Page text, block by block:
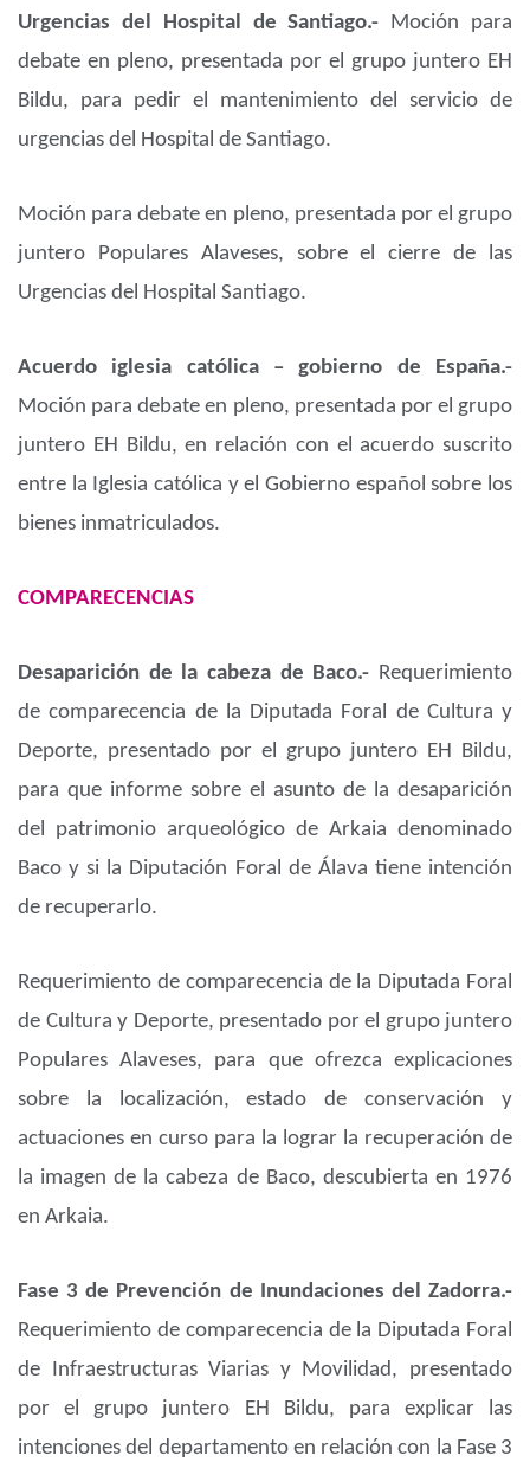
Urgencias del Hospital de Santiago.- Moción para
debate en pleno, presentada por el grupo juntero EH
Bildu, para pedir el mantenimiento del servicio de
urgencias del Hospital de Santiago.
Moción para debate en pleno, presentada por el grupo
juntero Populares Alaveses, sobre el cierre de las
Urgencias del Hospital Santiago.
Acuerdo iglesia católica – gobierno de España.-
Moción para debate en pleno, presentada por el grupo
juntero EH Bildu, en relación con el acuerdo suscrito
entre la Iglesia católica y el Gobierno español sobre los
bienes inmatriculados.
COMPARECENCIAS
Desaparición de la cabeza de Baco.- Requerimiento
de comparecencia de la Diputada Foral de Cultura y
Deporte, presentado por el grupo juntero EH Bildu,
para que informe sobre el asunto de la desaparición
del patrimonio arqueológico de Arkaia denominado
Baco y si la Diputación Foral de Álava tiene intención
de recuperarlo.
Requerimiento de comparecencia de la Diputada Foral
de Cultura y Deporte, presentado por el grupo juntero
Populares Alaveses, para que ofrezca explicaciones
sobre la localización, estado de conservación y
actuaciones en curso para la lograr la recuperación de
la imagen de la cabeza de Baco, descubierta en 1976
en Arkaia.
Fase 3 de Prevención de Inundaciones del Zadorra.-
Requerimiento de comparecencia de la Diputada Foral
de Infraestructuras Viarias y Movilidad, presentado
por el grupo juntero EH Bildu, para explicar las
intenciones del departamento en relación con la Fase 3